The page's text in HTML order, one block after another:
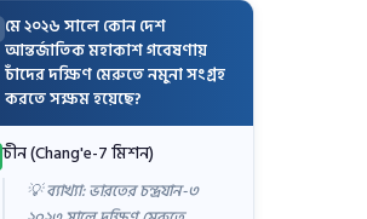
মে ২০২৬ সালে কোন দেশ
আন্তর্জাতিক মহাকাশ গবেষণায়
চাঁদের দক্ষিণ মেরুতে নমুনা সংগ্রহ
করতে সক্ষম হয়েছে?
চীন (Chang'e-7 মিশন)
💡 ব্যাখ্যা: ভারতের চন্দ্রযান-৩